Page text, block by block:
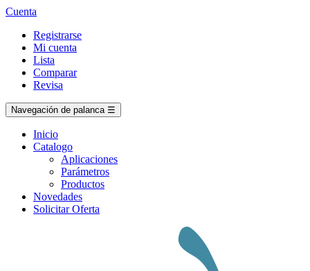
Cuenta
Registrarse
Mi cuenta
Lista
Comparar
Revisa
Navegación de palanca ☰
Inicio
Catalogo
Aplicaciones
Parámetros
Productos
Novedades
Solicitar Oferta